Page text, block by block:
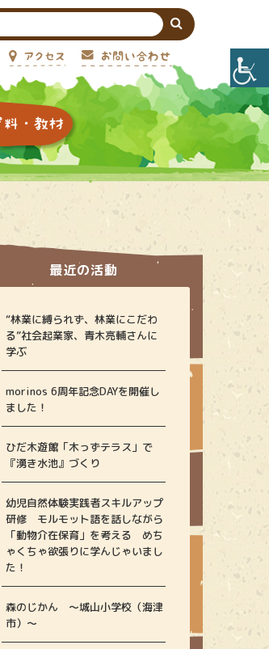
最近の活動
“林業に縛られず、林業にこだわ
る”社会起業家、青木亮輔さんに
学ぶ
morinos 6周年記念DAYを開催し
ました！
ひだ木遊館「木っずテラス」で
『湧き水池』づくり
幼児自然体験実践者スキルアップ
研修 モルモット語を話しながら
「動物介在保育」を考える めち
ゃくちゃ欲張りに学んじゃいまし
た！
森のじかん 〜城山小学校（海津
市）〜